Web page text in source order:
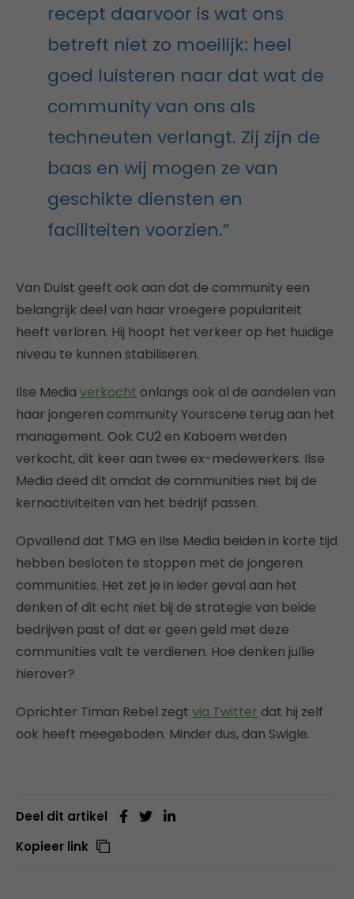
recept daarvoor is wat ons
betreft niet zo moeilijk: heel
goed luisteren naar dat wat de
community van ons als
techneuten verlangt. Zij zijn de
baas en wij mogen ze van
geschikte diensten en
faciliteiten voorzien.”
Van Dulst geeft ook aan dat de community een
belangrijk deel van haar vroegere populariteit
heeft verloren. Hij hoopt het verkeer op het huidige
niveau te kunnen stabiliseren.
Ilse Media verkocht onlangs ook al de aandelen van
haar jongeren community Yourscene terug aan het
management. Ook CU2 en Kaboem werden
verkocht, dit keer aan twee ex-medewerkers. Ilse
Media deed dit omdat de communities niet bij de
kernactiviteiten van het bedrijf passen.
Opvallend dat TMG en Ilse Media beiden in korte tijd
hebben besloten te stoppen met de jongeren
communities. Het zet je in ieder geval aan het
denken of dit echt niet bij de strategie van beide
bedrijven past of dat er geen geld met deze
communities valt te verdienen. Hoe denken jullie
hierover?
Oprichter Timan Rebel zegt via Twitter dat hij zelf
ook heeft meegeboden. Minder dus, dan Swigle.
Deel dit artikel
Kopieer link